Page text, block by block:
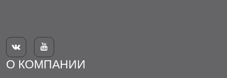
 
О КОМПАНИИ